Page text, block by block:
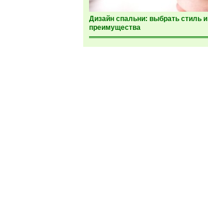
Дизайн спальни: выбрать стиль и
преимущества